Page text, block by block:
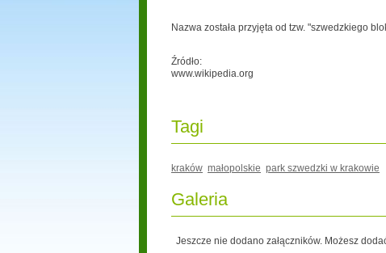
Nazwa została przyjęta od tzw. "szwedzkiego
Źródło:
www.wikipedia.org
Tagi
kraków małopolskie park szwedzki w krakowie
Galeria
Jeszcze nie dodano załączników. Możesz